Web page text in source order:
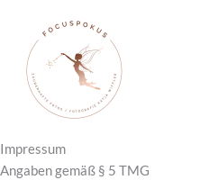
springen
Impressum
Angaben gemäß § 5 TMG